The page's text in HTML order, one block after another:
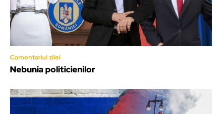
Comentariul zilei
Nebunia politicienilor